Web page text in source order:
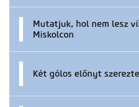
Mutatjuk, hol nem lesz
Miskolcon
Két gólos előnyt